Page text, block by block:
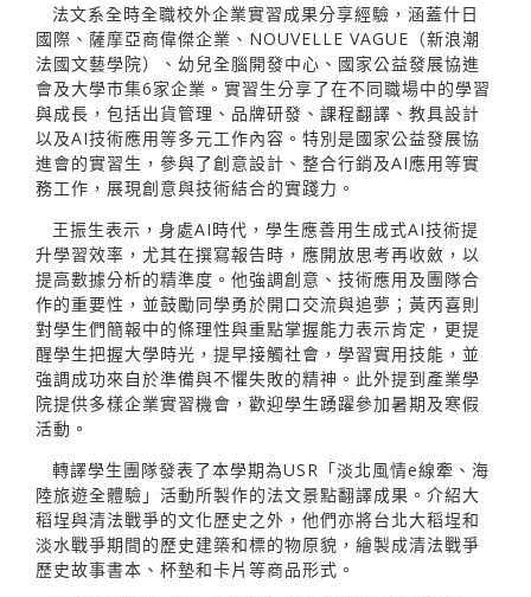
法文系全時全職校外企業實習成果分享經驗，涵蓋什日
國際、薩摩亞商偉傑企業、NOUVELLE VAGUE（新浪潮
法國文藝學院）、幼兒全腦開發中心、國家公益發展協進
會及大學巿集6家企業。實習生分享了在不同職場中的學習
與成長，包括出貨管理、品牌研發、課程翻譯、教具設計
以及AI技術應用等多元工作內容。特別是國家公益發展協
進會的實習生，參與了創意設計、整合行銷及AI應用等實
務工作，展現創意與技術結合的實踐力。
王振生表示，身處AI時代，學生應善用生成式AI技術提
升學習效率，尤其在撰寫報告時，應開放思考再收斂，以
提高數據分析的精準度。他強調創意、技術應用及團隊合
作的重要性，並鼓勵同學勇於開口交流與追夢；黃丙喜則
對學生們簡報中的條理性與重點掌握能力表示肯定，更提
醒學生把握大學時光，提早接觸社會，學習實用技能，並
強調成功來自於準備與不懼失敗的精神。此外提到產業學
院提供多樣企業實習機會，歡迎學生踴躍參加暑期及寒假
活動。
轉譯學生團隊發表了本學期為USR「淡北風情e線牽、海
陸旅遊全體驗」活動所製作的法文景點翻譯成果。介紹大
稻埕與清法戰爭的文化歷史之外，他們亦將台北大稻埕和
淡水戰爭期間的歷史建築和標的物原貌，繪製成清法戰爭
歷史故事書本、杯墊和卡片等商品形式。